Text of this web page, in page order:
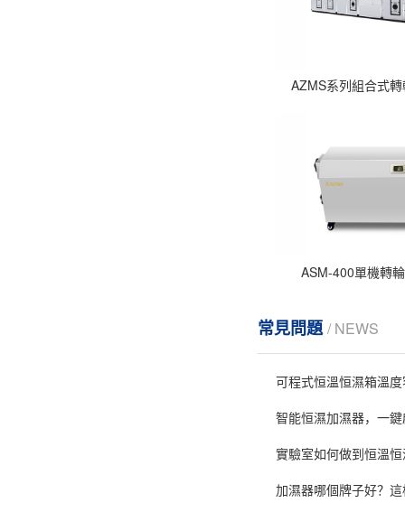
AZMS系列組合式
ASM-400單機轉
常見問題/ NEWS
可程式恒溫恒濕箱溫
智能恒濕加濕器，一
實驗室如何做到恒溫
加濕器哪個牌子好？